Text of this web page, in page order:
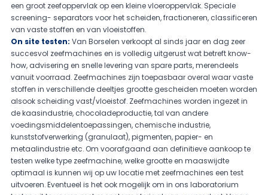
een groot zeefoppervlak op een kleine vloeroppervlak. Speciale
screening- separators voor het scheiden, fractioneren, classificeren
van vaste stoffen en van vloeistoffen.
On site testen: Van Borselen verkoopt al sinds jaar en dag zeer
succesvol zeefmachines en is volledig uitgerust wat betreft know-
how, advisering en snelle levering van spare parts, merendeels
vanuit voorraad. Zeefmachines zijn toepasbaar overal waar vaste
stoffen in verschillende deeltjes grootte gescheiden moeten worden
alsook scheiding vast/vloeistof. Zeefmachines worden ingezet in
de kaasindustrie, chocoladeproductie, tal van andere
voedingsmiddelentoepassingen, chemische industrie,
kunststofverwerking (granulaat), pigmenten, papier- en
metaalindustrie etc. Om voorafgaand aan definitieve aankoop te
testen welke type zeefmachine, welke grootte en maaswijdte
optimaal is kunnen wij op uw locatie met zeefmachines een test
uitvoeren. Eventueel is het ook mogelijk om in ons laboratorium